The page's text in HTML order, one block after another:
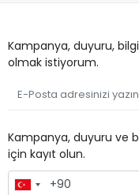
Kampanya, duyuru,
olmak istiyorum.
Kampanya, duyuru ve
için kayıt olun.